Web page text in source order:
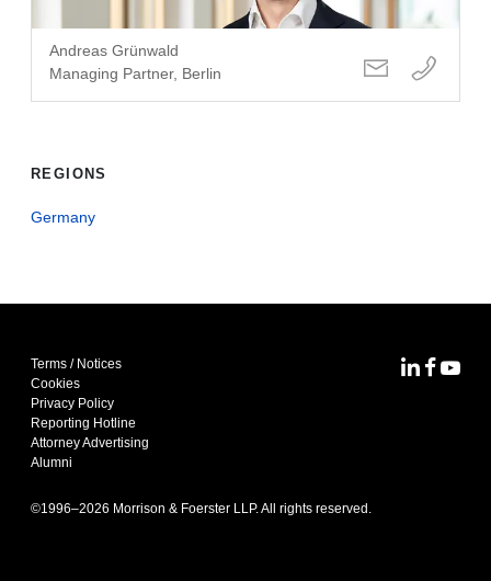
Andreas Grünwald
Managing Partner, Berlin
REGIONS
Germany
Terms / Notices
Cookies
Privacy Policy
Reporting Hotline
Attorney Advertising
Alumni
©1996–2026 Morrison & Foerster LLP. All rights reserved.
MoFoMoFo